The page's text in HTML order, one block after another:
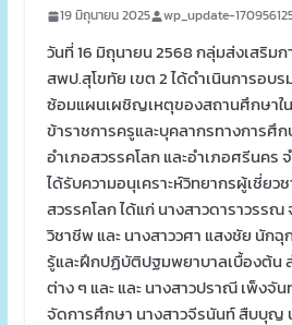
19 มิถุนายน 2025 wp_update-
วันที่ 16 มิถุนายน 2568 กลุ่มส่งเสริม
สพป.สุโขทัย เขต 2 ได้ดำเนินการอบ
ซ้อมแผนเผชิญเหตุของสถานศึกษาใ
ข้าราชการครูและบุคลากรทางการศึ
อำเภอสวรรคโลก และอำเภอศรีนคร
ได้รับความอนุเคราะห์วิทยากรผู้เชี่ย
สวรรคโลก ได้แก่ นางสาวดาราวรร
วิชาชีพ และ นางสาววศา แสงชัย นักฉุ
รู้และฝึกปฏิบัติปฐมพยาบาลเบื้องต้น
ต่าง ๆ และ และ นางสาวปราณี เพ็งจั
จัดการศึกษา นางสาวจีรนันท์ สืบบุญ